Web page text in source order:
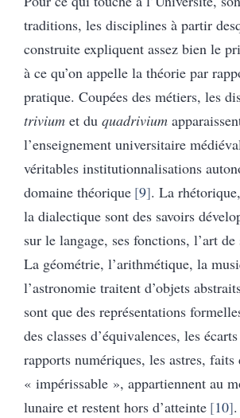
traditions, les disciplines à partir
construite expliquent assez bien le
à ce qu’on appelle la théorie par
pratique. Coupées des métiers, les
trivium et du quadrivium
l’enseignement universitaire
véritables institutionnalisations
domaine théorique 9 . La
la dialectique sont des savoirs
sur le langage, ses fonctions, l’art
La géométrie, l’arithmétique, la
l’astronomie traitent d’objets
sont que des représentations
des classes d’équivalences, les
rapports numériques, les astres, faits
« impérissable », appartiennent au
lunaire et restent hors d’atteinte 10